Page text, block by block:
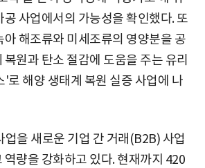
공 사업에서의 가능성을 확인했다. 또
아 해조류와 미세조류의 영양분을 공
원과 탄소 절감에 도움을 주는 유리
로 해양 생태계 복원 실증 사업에 나
업을 새로운 기업 간 거래(B2B) 사업
역량을 강화하고 있다. 현재까지 420